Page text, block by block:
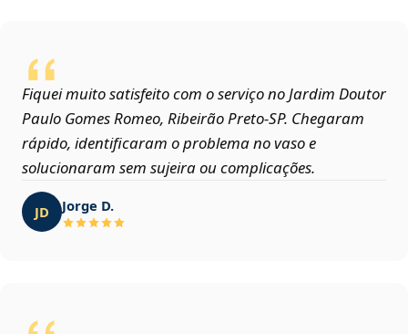
Fiquei muito satisfeito com o serviço no Jardim Doutor
Paulo Gomes Romeo, Ribeirão Preto‑SP. Chegaram
rápido, identificaram o problema no vaso e
solucionaram sem sujeira ou complicações.
JD Jorge D.